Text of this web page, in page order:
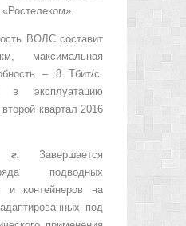
ВОЛС составит
максимальная
– 8 Тбит/с.
в эксплуатацию
квартал 2016
г. Завершается
подводных
и контейнеров на
под